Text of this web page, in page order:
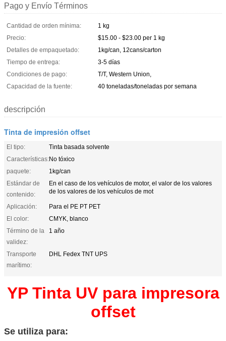
Pago y Envío Términos
Cantidad de orden mínima:
1 kg
Precio:
$15.00 - $23.00 per 1 kg
Detalles de empaquetado:
1kg/can, 12cans/carton
Tiempo de entrega:
3-5 días
Condiciones de pago:
T/T, Western Union,
Capacidad de la fuente:
40 toneladas/toneladas por semana
descripción
Tinta de impresión offset
El tipo:
Tinta basada solvente
Características:No tóxico
paquete:
1kg/can
Estándar de
contenido:
En el caso de los vehículos de motor, el valor de los valores
de los valores de los vehículos de mot
Aplicación:
Para el PE PT PET
El color:
CMYK, blanco
Término de la
validez:
1 año
Transporte
marítimo:
DHL Fedex TNT UPS
YP Tinta UV para impresora
offset
Se utiliza para: